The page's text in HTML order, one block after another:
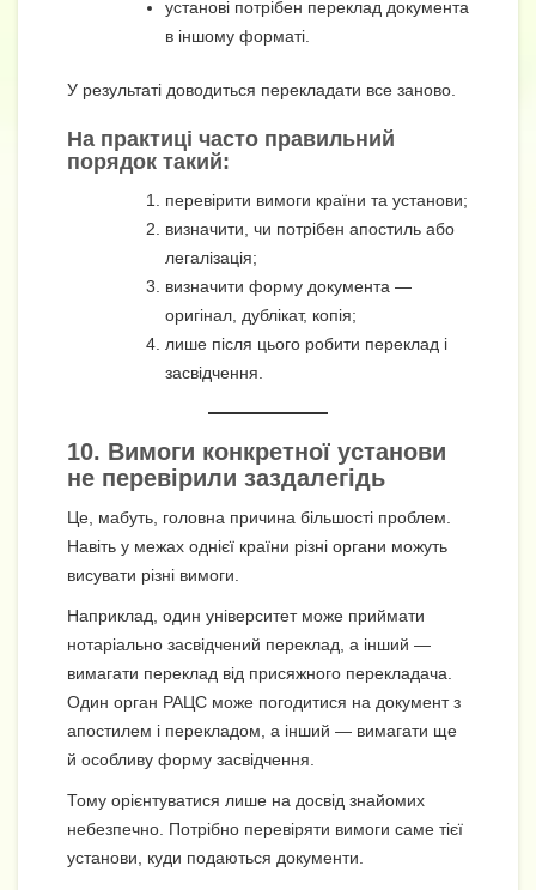
установі потрібен переклад документа
в іншому форматі.
У результаті доводиться перекладати все заново.
На практиці часто правильний
порядок такий:
перевірити вимоги країни та установи;
визначити, чи потрібен апостиль або
легалізація;
визначити форму документа —
оригінал, дублікат, копія;
лише після цього робити переклад і
засвідчення.
10. Вимоги конкретної установи
не перевірили заздалегідь
Це, мабуть, головна причина більшості проблем.
Навіть у межах однієї країни різні органи можуть
висувати різні вимоги.
Наприклад, один університет може приймати
нотаріально засвідчений переклад, а інший —
вимагати переклад від присяжного перекладача.
Один орган РАЦС може погодитися на документ з
апостилем і перекладом, а інший — вимагати ще
й особливу форму засвідчення.
Тому орієнтуватися лише на досвід знайомих
небезпечно. Потрібно перевіряти вимоги саме тієї
установи, куди подаються документи.